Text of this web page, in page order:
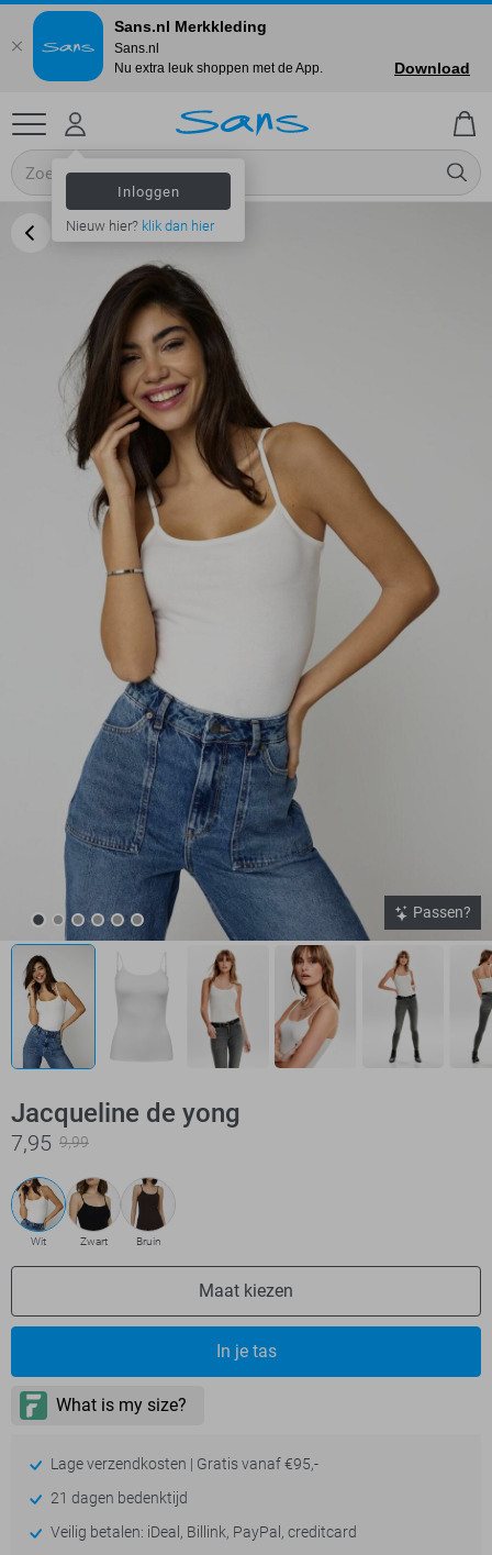
Inloggen
Nieuw hier? klik dan hier
Passen?
Jacqueline de yong
7,95 9,99
Wit Zwart Bruin
Maat kiezen
In je tas
Lage verzendkosten | Gratis vanaf €95,-
21 dagen bedenktijd
Veilig betalen: iDeal, Billink, PayPal, creditcard
Sans.nl Merkkleding
Sans.nl
Nu extra leuk shoppen met de App.
Download